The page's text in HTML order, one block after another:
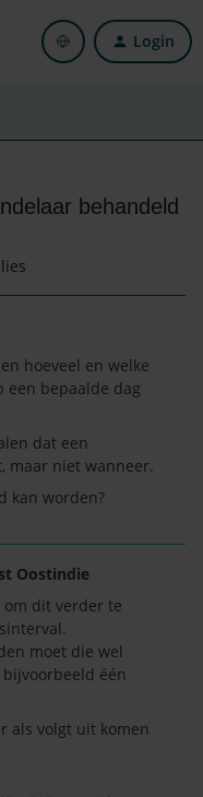
Login
behandeld
hoeveel en welke
een bepaalde dag
dat een
maar niet wanneer.
kan worden?
Oostindie
om dit verder te
moet die wel
één
als volgt uit komen